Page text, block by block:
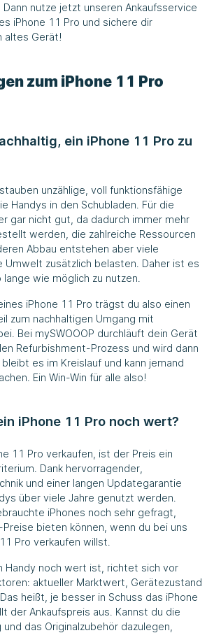
nutze jetzt unseren Ankaufsservice
iPhone 11 Pro und sichere dir
altes Gerät!
zum iPhone 11 Pro
ein iPhone 11 Pro zu
unzählige, voll funktionsfähige
Handys in den Schubladen. Für die
gar nicht gut, da dadurch immer mehr
werden, die zahlreiche Ressourcen
Abbau entstehen aber viele
Umwelt zusätzlich belasten. Daher ist es
wie möglich zu nutzen.
iPhone 11 Pro trägst du also einen
zum nachhaltigen Umgang mit
Bei mySWOOOP durchläuft dein Gerät
Refurbishment-Prozess und wird dann
es im Kreislauf und kann jemand
Ein Win-Win für alle also!
iPhone 11 Pro noch wert?
11 Pro verkaufen, ist der Preis ein
Dank hervorragender,
und einer langen Updategarantie
über viele Jahre genutzt werden.
iPhones noch sehr gefragt,
bieten können, wenn du bei uns
Pro verkaufen willst.
Handy noch wert ist, richtet sich vor
aktueller Marktwert, Gerätezustand
heißt, je besser in Schuss das iPhone
der Ankaufspreis aus. Kannst du die
das Originalzubehör dazulegen,